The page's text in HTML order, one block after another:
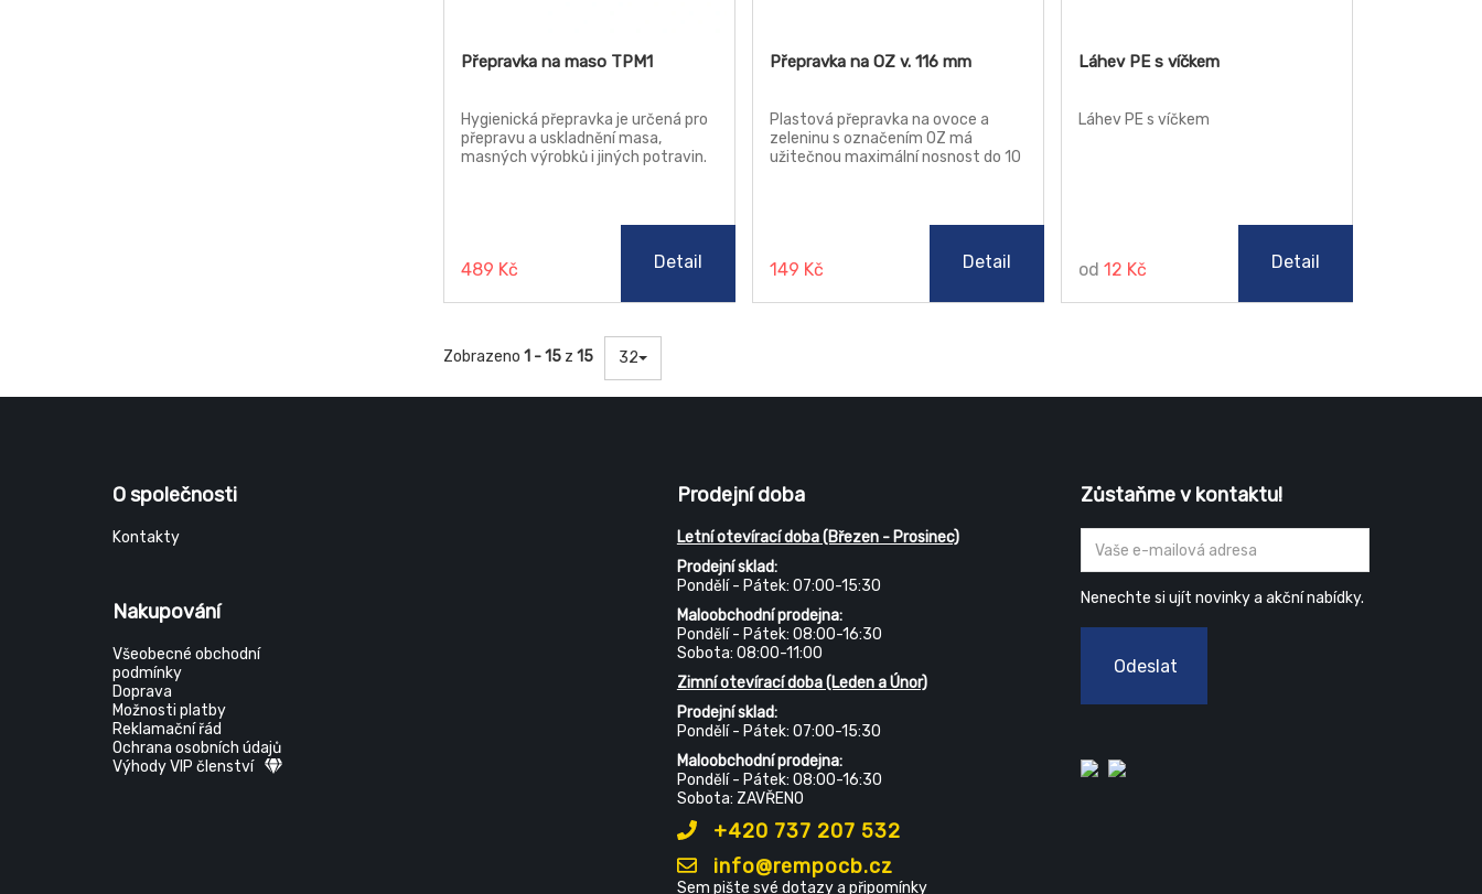
Přepravka na maso TPM1
Hygienická přepravka je určená pro
přepravu a uskladnění masa,
masných výrobků i jiných potravin.
489 Kč Detail
Přepravka na OZ v. 116 mm
Plastová přepravka na ovoce a
zeleninu s označením OZ má
užitečnou maximální nosnost do 10
149 Kč Detail
Láhev PE s víčkem
Láhev PE s víčkem
od 12 Kč Detail
Zobrazeno 1 - 15 z 15 32
O společnosti
Kontakty
Nakupování
Všeobecné obchodní
podmínky
Doprava
Možnosti platby
Reklamační řád
Ochrana osobních údajů
Výhody VIP členství
Prodejní doba
Letní otevírací doba (Březen - Prosinec)
Prodejní sklad:
Pondělí - Pátek: 07:00-15:30
Maloobchodní prodejna:
Pondělí - Pátek: 08:00-16:30
Sobota: 08:00-11:00
Zimní otevírací doba (Leden a Únor)
Prodejní sklad:
Pondělí - Pátek: 07:00-15:30
Maloobchodní prodejna:
Pondělí - Pátek: 08:00-16:30
Sobota: ZAVŘENO
+420 737 207 532
info@rempocb.cz
Sem pište své dotazy a připomínky
Zůstaňme v kontaktu!
Nenechte si ujít novinky a akční nabídky.
Odeslat